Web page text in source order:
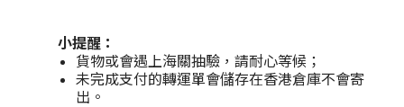
小提醒：
貨物或會遇上海關抽驗，請耐心等候；
未完成支付的轉運單會儲存在香港倉庫不會寄
出。